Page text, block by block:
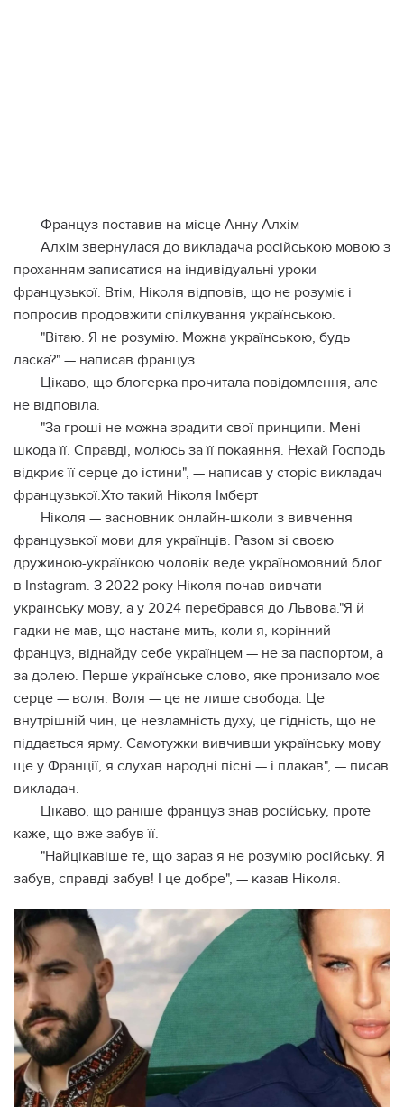
Француз поставив на місце Анну Алхім
Алхім звернулася до викладача російською мовою з
проханням записатися на індивідуальні уроки
французької. Втім, Ніколя відповів, що не розуміє і
попросив продовжити спілкування українською.
"Вітаю. Я не розумію. Можна українською, будь
ласка?" — написав француз.
Цікаво, що блогерка прочитала повідомлення, але
не відповіла.
"За гроші не можна зрадити свої принципи. Мені
шкода її. Справді, молюсь за її покаяння. Нехай Господь
відкриє її серце до істини", — написав у сторіс викладач
французької.Хто такий Ніколя Імберт
Ніколя — засновник онлайн-школи з вивчення
французької мови для українців. Разом зі своєю
дружиною-українкою чоловік веде україномовний блог
в Instagram. З 2022 року Ніколя почав вивчати
українську мову, а у 2024 перебрався до Львова."Я й
гадки не мав, що настане мить, коли я, корінний
француз, віднайду себе українцем — не за паспортом, а
за долею. Перше українське слово, яке пронизало моє
серце — воля. Воля — це не лише свобода. Це
внутрішній чин, це незламність духу, це гідність, що не
піддається ярму. Самотужки вивчивши українську мову
ще у Франції, я слухав народні пісні — і плакав", — писав
викладач.
Цікаво, що раніше француз знав російську, проте
каже, що вже забув її.
"Найцікавіше те, що зараз я не розумію російську. Я
забув, справді забув! І це добре", — казав Ніколя.